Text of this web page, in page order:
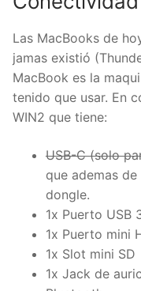
Las MacBooks de
jamas existió
MacBook es la
tenido que usar. En
WIN2 que tiene:
USB-C (solo
que ademas
dongle.
1x Puerto USB
1x Puerto mini
1x Slot mini SD
1x Jack de